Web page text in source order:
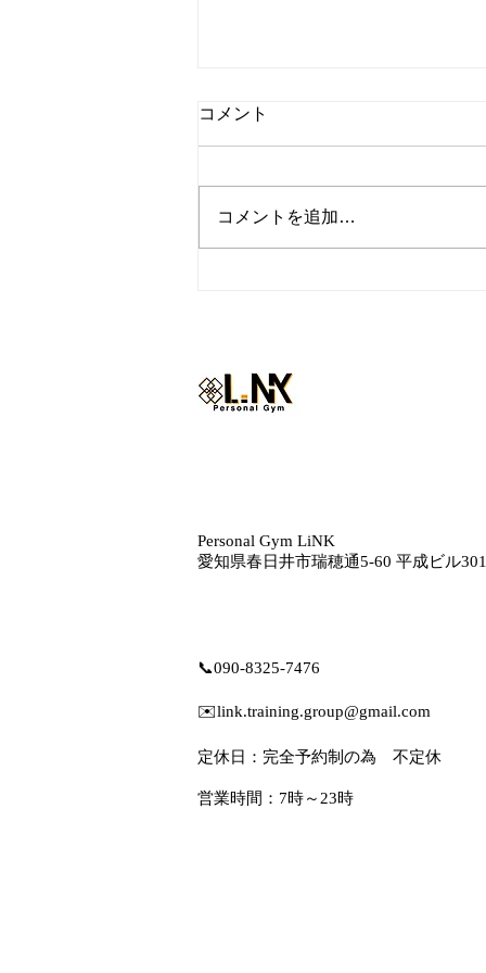
コメント
コメントを追加…
Personal Gym LiNK
愛知県春日井市瑞穂通5‐60 平成ビル301
📞090-8325-7476
✉️link.training.group@gmail.com
定休日：完全予約制の為 不定休
営業時間：7時～23時